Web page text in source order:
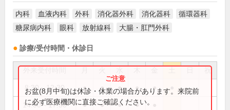
内科 血液内科 外科 消化器外科 消化器科
循環器科
糖尿病内科
眼科 放射線科 大腸・肛門外科
診療/受付時間・休診日
祝
8:30～12:30 ● ● ● ● ●
14:00～17:30 ● ● ● ●
お盆(8月中旬)は休診・休業の場合があります。来院前
に必ず医療機関に直接ご確認ください。